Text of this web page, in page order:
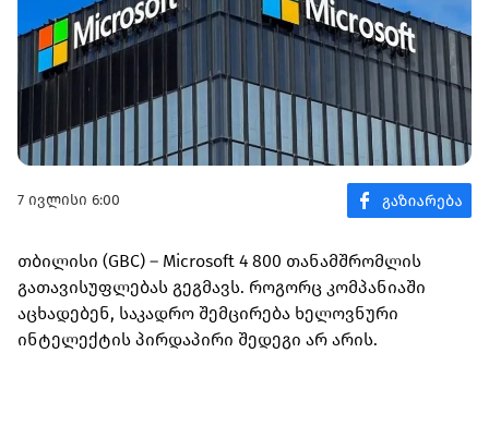
7 ივლისი 6:00
თბილისი (GBC) – Microsoft 4 800 თანამშრომლის
გათავისუფლებას გეგმავს. როგორც კომპანიაში
აცხადებენ, საკადრო შემცირება ხელოვნური
ინტელექტის პირდაპირი შედეგი არ არის.